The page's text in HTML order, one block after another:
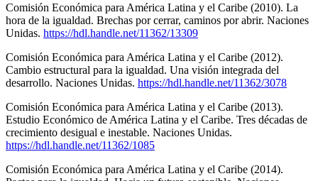
Comisión Económica para América Latina y el Caribe (2010). La
hora de la igualdad. Brechas por cerrar, caminos por abrir. Naciones
Unidas. https://hdl.handle.net/11362/13309
Comisión Económica para América Latina y el Caribe (2012).
Cambio estructural para la igualdad. Una visión integrada del
desarrollo. Naciones Unidas. https://hdl.handle.net/11362/3078
Comisión Económica para América Latina y el Caribe (2013).
Estudio Económico de América Latina y el Caribe. Tres décadas de
crecimiento desigual e inestable. Naciones Unidas.
https://hdl.handle.net/11362/1085
Comisión Económica para América Latina y el Caribe (2014).